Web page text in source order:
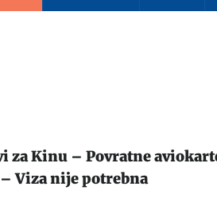
Kinu – Povratne
Viza nije potrebna